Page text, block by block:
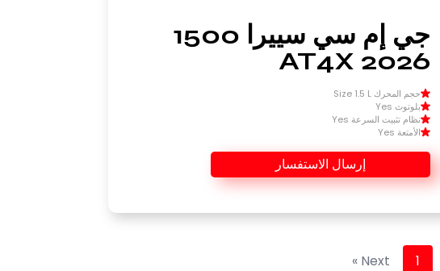
جي إم سي سييرا 1500
AT4X 2026
حجم المحرك Size 1.5 L
بلوتوث Yes
نظام تثبيت السرعة Yes
الأمتعة Yes
إرسال الاستفسار
1
Next »